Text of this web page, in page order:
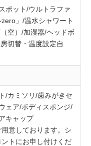
ポット/ウルトラファ
」/温水シャワート
空）/加湿器/ヘッドボ
切替・温度設定自
/カミソリ/歯みがきセ
ェア/ボディスポンジ/
キャップ
意しております。シ
トにお申し付けくだ